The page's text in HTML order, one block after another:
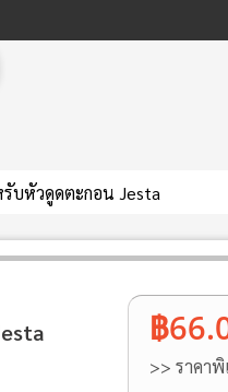
บหัวดูดตะกอน Jesta
฿
>> ราคา